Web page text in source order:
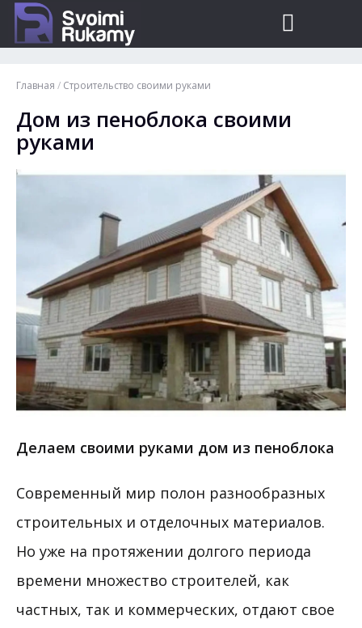
Главная / Строительство своими руками
Дом из пеноблока своими
руками
Делаем своими руками дом из пеноблока
Современный мир полон разнообразных
строительных и отделочных материалов.
Но уже на протяжении долгого периода
времени множество строителей, как
частных, так и коммерческих, отдают свое